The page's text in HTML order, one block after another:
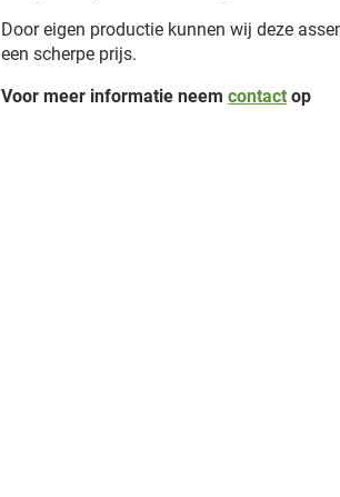
Door eigen productie kunnen wij deze
een scherpe prijs.
Voor meer informatie neemcontactop